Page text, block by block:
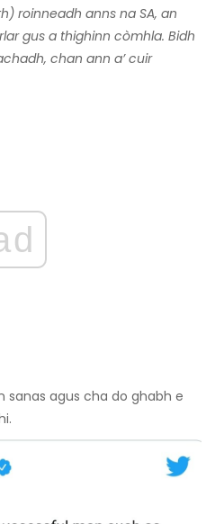
roinneadh anns na SA, an
gus a thighinn còmhla. Bidh
chan ann a’ cuir
sanas agus cha do ghabh e